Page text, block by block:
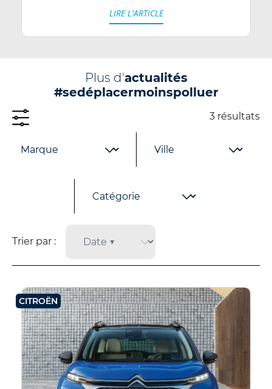
LIRE L'ARTICLE
Plus d'actualités
#sedéplacermoinspolluer
3 résultats
Trier par :
CITROËN